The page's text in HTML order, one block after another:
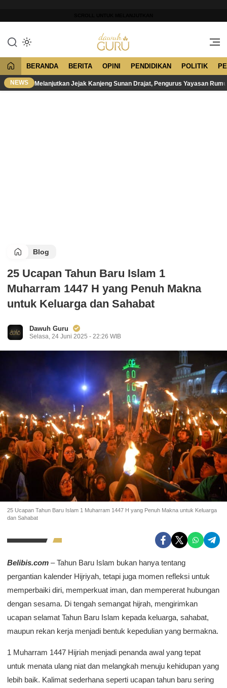
konten
Dawuh Guru
Merawat Tradisi, Membangun
BERANDA BERITA OPINI PENDIDIKAN POLITIK
NEWS Melanjutkan Jejak Kanjeng Sunan Drajat, Pengurus Yayasan
Blog
25 Ucapan Tahun Baru Islam 1
Muharram 1447 H yang Penuh Makna
untuk Keluarga dan Sahabat
Dawuh Guru
Selasa, 24 Juni 2025 - 22:26 WIB
25 Ucapan Tahun Baru Islam 1 Muharram 1447 H yang Penuh Makna untuk Keluarga
dan Sahabat
Belibis.com – Tahun Baru Islam bukan hanya tentang
pergantian kalender Hijriyah, tetapi juga momen refleksi untuk
memperbaiki diri, memperkuat iman, dan mempererat hubungan
dengan sesama. Di tengah semangat hijrah, mengirimkan
ucapan selamat Tahun Baru Islam kepada keluarga, sahabat,
maupun rekan kerja menjadi bentuk kepedulian yang bermakna.
1 Muharram 1447 Hijriah menjadi penanda awal yang tepat
untuk menata ulang niat dan melangkah menuju kehidupan yang
lebih baik. Kalimat sederhana seperti ucapan tahun baru sering